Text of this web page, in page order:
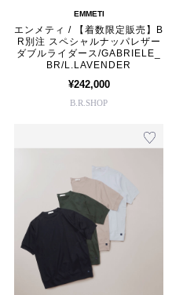
EMMETI
エンメティ / 【着数限定販売】B
R別注 スペシャルナッパレザー
ダブルライダース/GABRIELE_
BR/L.LAVENDER
¥242,000
B.R.SHOP